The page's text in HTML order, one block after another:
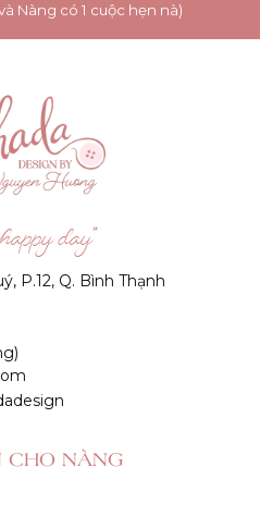
Nàng có 1 cuộc hẹn nà)
day”
P.12, Q. Bình Thạnh
NÀNG